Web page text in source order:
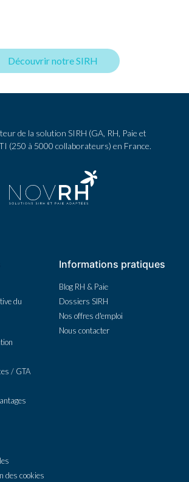
Découvrir notre SIRH
de la solution SIRH (GA, RH, Paie et
(250 à 5000 collaborateurs) en France.
du
/ GTA
Informations pratiques
Blog RH & Paie
Dossiers SIRH
Nos offres d'emploi
Nous contacter
des cookies